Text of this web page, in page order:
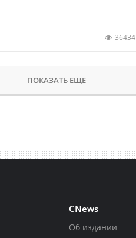
36434
ПОКАЗАТЬ ЕЩЕ
CNews
Об издании